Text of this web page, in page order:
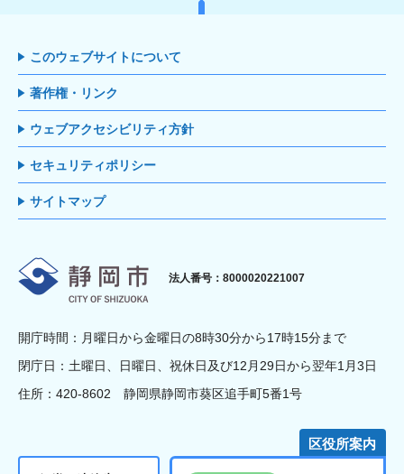
このウェブサイトについて
著作権・リンク
ウェブアクセシビリティ方針
セキュリティポリシー
サイトマップ
静岡市
法人番号：8000020221007
開庁時間：月曜日から金曜日の8時30分から17時15分まで
閉庁日：土曜日、日曜日、祝休日及び12月29日から翌年1月3日
住所：420-8602 静岡県静岡市葵区追手町5番1号
区役所案内